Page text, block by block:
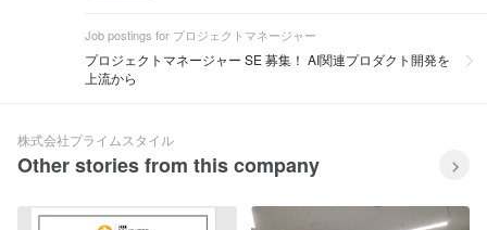
Job postings for プロジェクトマネージャー
プロジェクトマネージャー SE 募集！ AI関連プロダクト開発を
上流から
株式会社プライムスタイル
Other stories from this company